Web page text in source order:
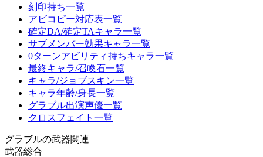
刻印持ち一覧
アビコピー対応表一覧
確定DA/確定TAキャラ一覧
サブメンバー効果キャラ一覧
0ターンアビリティ持ちキャラ一覧
最終キャラ/召喚石一覧
キャラ/ジョブスキン一覧
キャラ年齢/身長一覧
グラブル出演声優一覧
クロスフェイト一覧
グラブルの武器関連
武器総合